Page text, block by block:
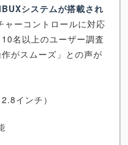
システムが搭載され
ャーコントロールに対応
名以上のユーザー調査
がスムーズ」との声が
インチ）